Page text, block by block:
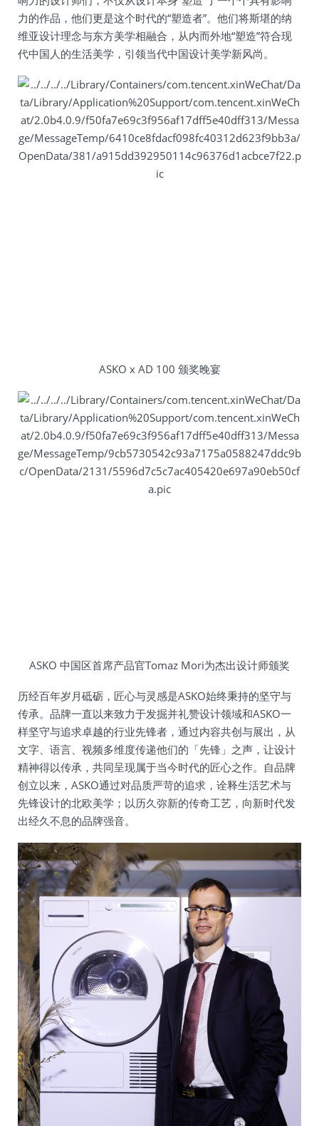
力的作品，他们更是这个时代的“塑造者”。他们将斯堪的纳
维亚设计理念与东方美学相融合，从内而外地“塑造”符合现
代中国人的生活美学，引领当代中国设计美学新风尚。
ASKO x AD 100 颁奖晚宴
ASKO 中国区首席产品官Tomaz Mori为杰出设计师颁奖
历经百年岁月砥砺，匠心与灵感是ASKO始终秉持的坚守与
传承。品牌一直以来致力于发掘并礼赞设计领域和ASKO一
样坚守与追求卓越的行业先锋者，通过内容共创与展出，从
文字、语言、视频多维度传递他们的「先锋」之声，让设计
精神得以传承，共同呈现属于当今时代的匠心之作。自品牌
创立以来，ASKO通过对品质严苛的追求，诠释生活艺术与
先锋设计的北欧美学；以历久弥新的传奇工艺，向新时代发
出经久不息的品牌强音。